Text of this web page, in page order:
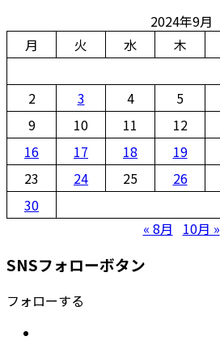
2024年9月
月
火 水 木
2
3 4 5
9
10 11 12
16
17 18 19
23
24 25 26
30
« 8月
10月 »
SNSフォローボタン
フォローする